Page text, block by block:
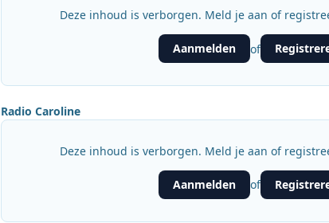
Deze inhoud is verborgen. Meld je aan of
Aanmelden of
Radio Caroline
Deze inhoud is verborgen. Meld je aan of
Aanmelden of